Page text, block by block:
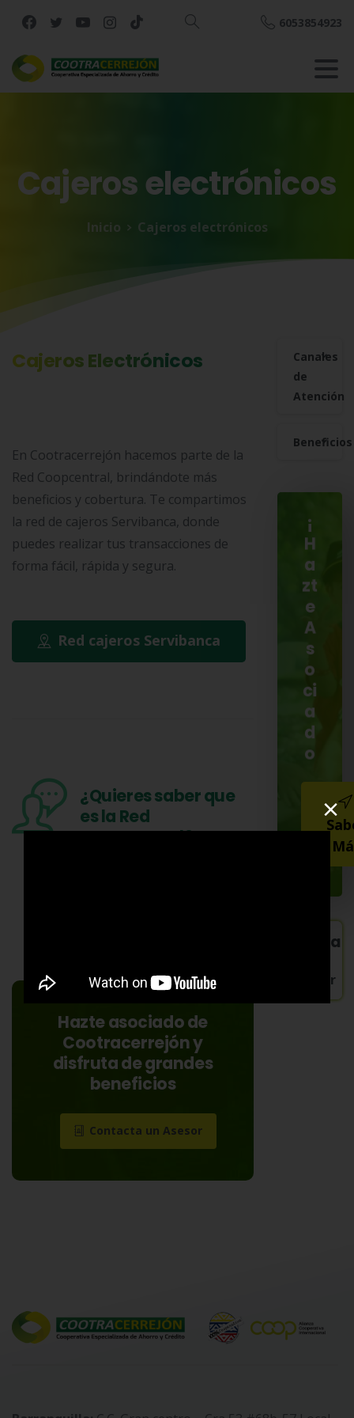
Buscar
6053854923
Cajeroselectrónicos
Inicio Cajeros electrónicos
Cajeros Electrónicos
En Cootracerrejón hacemos parte de la
Red Coopcentral, brindándote más
beneficios y cobertura. Te compartimos
la red de cajeros Servibanca, donde
puedes realizar tus transacciones de
forma fácil, rápida y segura.
Red cajeros Servibanca
¿Quieres saber que
es la Red
Coopcentral?
Hazte asociado de
Cootracerrejón y
disfruta de grandes
beneficios
Contacta un Asesor
Canales
de
Atención
Beneficios
¡
H
a
zt
e
A
s
o
ci
a
d
o
Asesor
×